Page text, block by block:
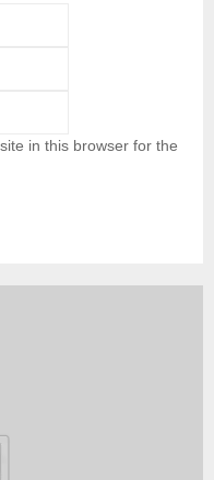
in this browser for the